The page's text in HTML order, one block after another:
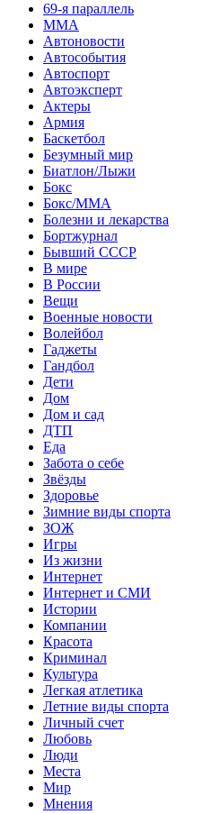
69-я параллель
MMA
Автоновости
Автособытия
Автоспорт
Автоэксперт
Актеры
Армия
Баскетбол
Безумный мир
Биатлон/Лыжи
Бокс
Бокс/MMA
Болезни и лекарства
Бортжурнал
Бывший СССР
В мире
В России
Вещи
Военные новости
Волейбол
Гаджеты
Гандбол
Дети
Дом
Дом и сад
ДТП
Еда
Забота о себе
Звёзды
Здоровье
Зимние виды спорта
ЗОЖ
Игры
Из жизни
Интернет
Интернет и СМИ
Истории
Компании
Красота
Криминал
Культура
Легкая атлетика
Летние виды спорта
Личный счет
Любовь
Люди
Места
Мир
Мнения